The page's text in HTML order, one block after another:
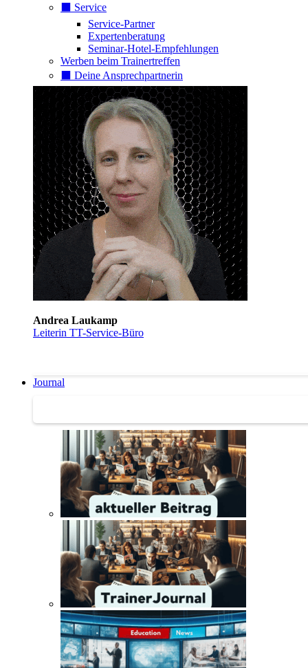
⬛️ Service
Service-Partner
Expertenberatung
Seminar-Hotel-Empfehlungen
Werben beim Trainertreffen
⬛️ Deine Ansprechpartnerin
Andrea Laukamp
Leiterin TT-Service-Büro
Journal